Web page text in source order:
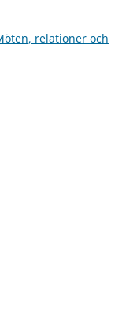
relationer och